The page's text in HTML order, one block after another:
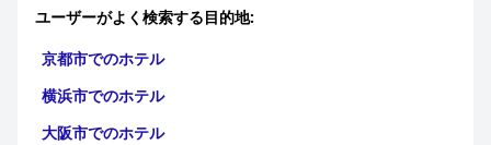
ユーザーがよく検索する目的地:
京都市でのホテル
横浜市でのホテル
大阪市でのホテル